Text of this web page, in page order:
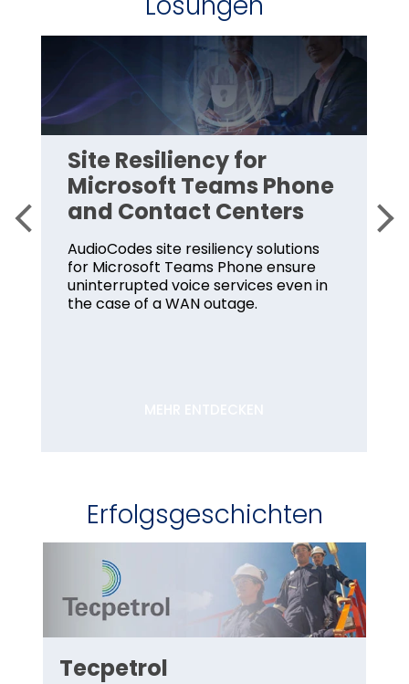
Site Resiliency for
Microsoft Teams Phone
and Contact Centers
AudioCodes site resiliency solutions
for Microsoft Teams Phone ensure
uninterrupted voice services even in
the case of a WAN outage.
Erfolgsgeschichten
Tecpetrol